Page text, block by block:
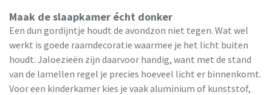
Maak de slaapkamer écht donker
Een dun gordijntje houdt de avondzon niet tegen. Wat wel
werkt is goede raamdecoratie waarmee je het licht buiten
houdt. Jaloezieën zijn daarvoor handig, want met de stand
van de lamellen regel je precies hoeveel licht er binnenkomt.
Voor een kinderkamer kies je vaak aluminium of kunststof,